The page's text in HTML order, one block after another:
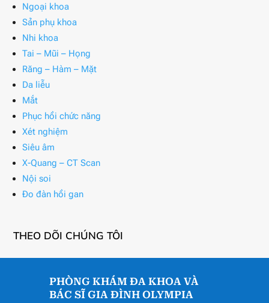
Ngoại khoa
Sản phụ khoa
Nhi khoa
Tai – Mũi – Họng
Răng – Hàm – Mặt
Da liễu
Mắt
Phục hồi chức năng
Xét nghiệm
Siêu âm
X-Quang – CT Scan
Nội soi
Đo đàn hồi gan
THEO DÕI CHÚNG TÔI
PHÒNG KHÁM ĐA KHOA VÀ
BÁC SĨ GIA ĐÌNH OLYMPIA